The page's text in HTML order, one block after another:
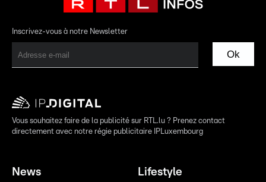
Inscrivez-vous à notre Newsletter
Ok
Vous souhaitez faire de la publicité sur RTL.lu ? Prenez contact
directement avec notre régie publicitaire IPLuxembourg
News Lifestyle